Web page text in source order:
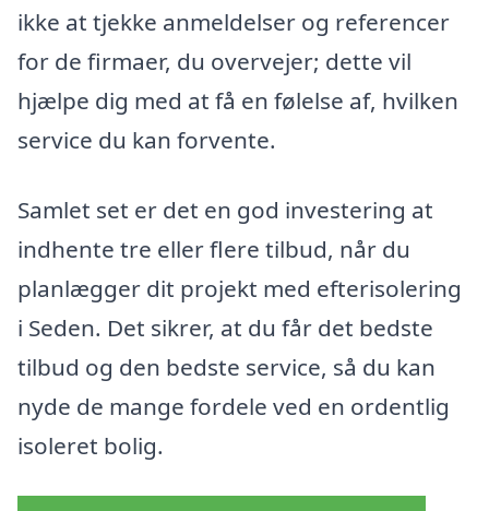
ikke at tjekke anmeldelser og referencer
for de firmaer, du overvejer; dette vil
hjælpe dig med at få en følelse af, hvilken
service du kan forvente.
Samlet set er det en god investering at
indhente tre eller flere tilbud, når du
planlægger dit projekt med efterisolering
i Seden. Det sikrer, at du får det bedste
tilbud og den bedste service, så du kan
nyde de mange fordele ved en ordentlig
isoleret bolig.